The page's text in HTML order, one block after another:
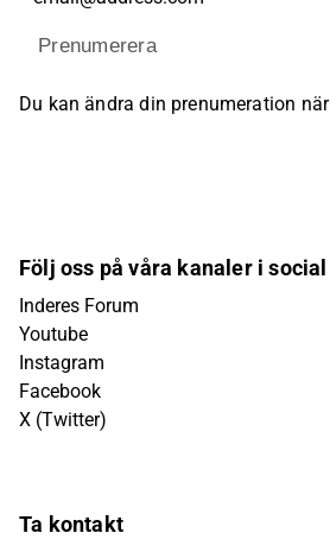
Prenumerera
Du kan ändra din prenumeration
Följ oss på våra kanaler i
Inderes Forum
Youtube
Instagram
Facebook
X (Twitter)
Ta kontakt